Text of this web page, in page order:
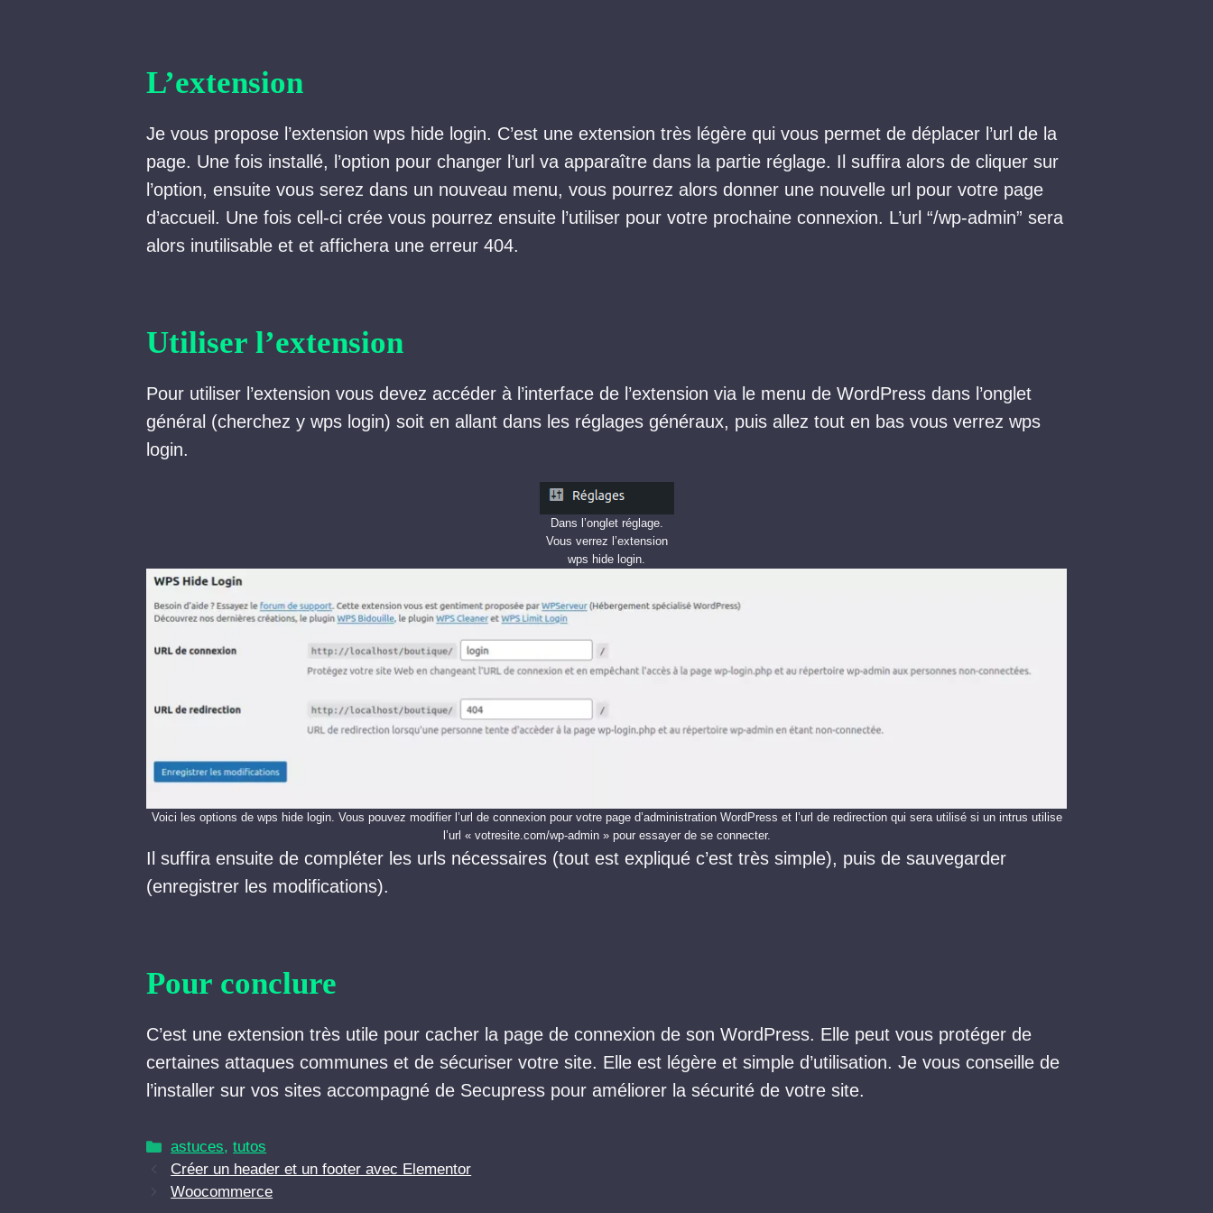
L’extension
Je vous propose l’extension wps hide login. C’est une extension très légère qui vous permet de déplacer l’url de la
page. Une fois installé, l’option pour changer l’url va apparaître dans la partie réglage. Il suffira alors de cliquer sur
l’option, ensuite vous serez dans un nouveau menu, vous pourrez alors donner une nouvelle url pour votre page
d’accueil. Une fois cell-ci crée vous pourrez ensuite l’utiliser pour votre prochaine connexion. L’url “/wp-admin” sera
alors inutilisable et et affichera une erreur 404.
Utiliser l’extension
Pour utiliser l’extension vous devez accéder à l’interface de l’extension via le menu de WordPress dans l’onglet
général (cherchez y wps login) soit en allant dans les réglages généraux, puis allez tout en bas vous verrez wps
login.
Dans l’onglet réglage.
Vous verrez l’extension
wps hide login.
Voici les options de wps hide login. Vous pouvez modifier l’url de connexion pour votre page d’administration WordPress et l’url de redirection qui sera utilisé si un intrus utilise
l’url « votresite.com/wp-admin » pour essayer de se connecter.
Il suffira ensuite de compléter les urls nécessaires (tout est expliqué c’est très simple), puis de sauvegarder
(enregistrer les modifications).
Pour conclure
C’est une extension très utile pour cacher la page de connexion de son WordPress. Elle peut vous protéger de
certaines attaques communes et de sécuriser votre site. Elle est légère et simple d’utilisation. Je vous conseille de
l’installer sur vos sites accompagné de Secupress pour améliorer la sécurité de votre site.
Catégories
astuces,tutos
Créer un header et un footer avec Elementor
Woocommerce